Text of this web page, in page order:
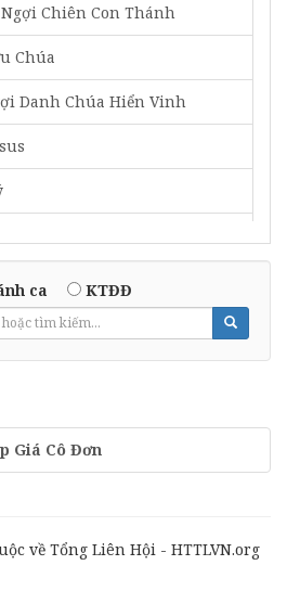
Chiên Con Thánh
Chúa
Danh Chúa Hiển Vinh
Quân Lâm Muôn Đời
Việt
Ôn
Thần
Ngồi Trên Ngôi
Hồn
ca KTĐĐ
Giá Cô Đơn
về Tổng Liên Hội - HTTLVN.org